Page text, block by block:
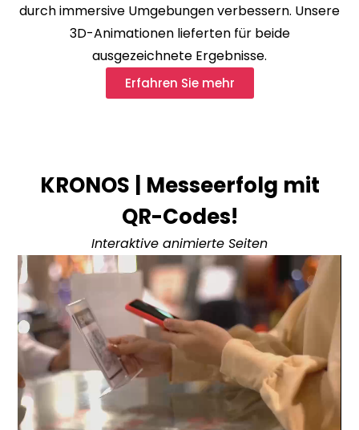
durch immersive Umgebungen verbessern. Unsere
3D-Animationen lieferten für beide
ausgezeichnete Ergebnisse.
Erfahren Sie mehr
KRONOS | Messeerfolg mit
QR-Codes!
Interaktive animierte Seiten